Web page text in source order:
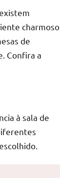
charmoso
de
Confira a
à sala de